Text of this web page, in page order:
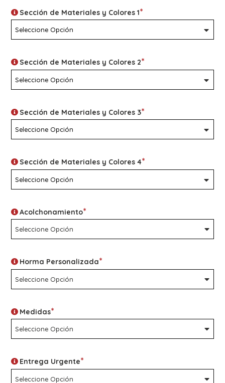
Sección de Materiales y Colores 1*
Sección de Materiales y Colores 2*
Sección de Materiales y Colores 3*
Sección de Materiales y Colores 4*
Acolchonamiento*
Horma Personalizada*
Medidas*
Entrega Urgente*